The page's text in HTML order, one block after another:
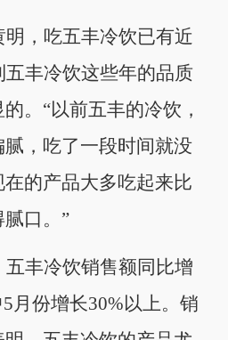
，吃五丰冷饮已有近
五丰冷饮这些年的品质
。“以前五丰的冷饮，
，吃了一段时间就没
的产品大多吃起来比
口。”
丰冷饮销售额同比增
月份增长30%以上。销